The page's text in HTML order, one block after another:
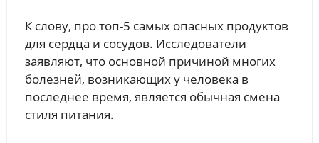
К слову, про топ-5 самых опасных продуктов
для сердца и сосудов. Исследователи
заявляют, что основной причиной многих
болезней, возникающих у человека в
последнее время, является обычная смена
стиля питания.